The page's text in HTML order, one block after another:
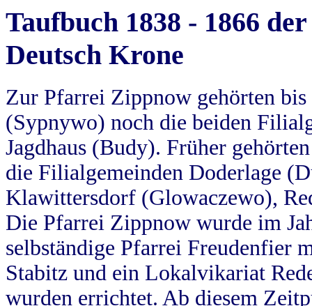
Taufbuch 1838 - 1866
Deutsch Krone
Zur Pfarrei Zippnow gehörten
(Sypnywo) noch die beiden
Jagdhaus (Budy). Früher
die Filialgemeinden Doderlage
Klawittersdorf (Glowaczewo),
Die Pfarrei Zippnow wurde im
selbständige Pfarrei Freudenfier
Stabitz und ein Lokalvikariat
wurden errichtet. Ab diesem